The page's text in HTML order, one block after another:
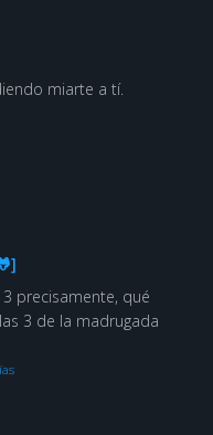
miarte a tí.
precisamente, qué
3 de la madrugada